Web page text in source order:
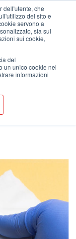
dell'utente, che
del sito e
servono a
sia sul
sui cookie,
del
un unico cookie nel
informazioni
web !
/ PANNI